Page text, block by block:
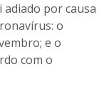
adiado por causa
o
e o
com o